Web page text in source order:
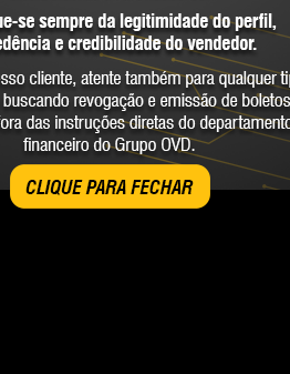
CLIQUE PARA FECHAR
Assistência ao Consumidor | 0800
Atendimento Comercial: |
(41) 2101
Atendimento de segunda a sexta-